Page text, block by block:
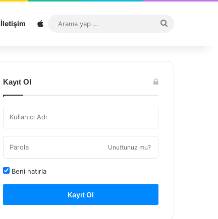
İletişim Sitemap
...
Kayıt Ol
Unuttunuz mu?
Beni hatırla
Kayıt Ol